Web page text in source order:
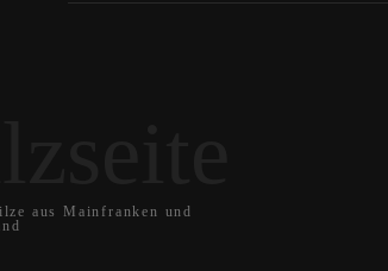
aus Mainfranken und